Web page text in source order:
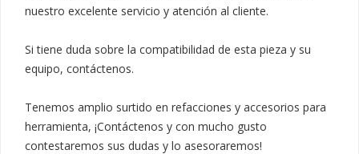
nuestro excelente servicio y atención al cliente.
Si tiene duda sobre la compatibilidad de esta pieza y su
equipo, contáctenos.
Tenemos amplio surtido en refacciones y accesorios para
herramienta, ¡Contáctenos y con mucho gusto
contestaremos sus dudas y lo asesoraremos!